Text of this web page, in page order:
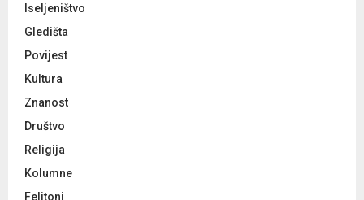
Iseljeništvo
Gledišta
Povijest
Kultura
Znanost
Društvo
Religija
Kolumne
Feljtoni